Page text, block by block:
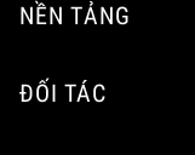
NỀN TẢNG
ĐỐI TÁC